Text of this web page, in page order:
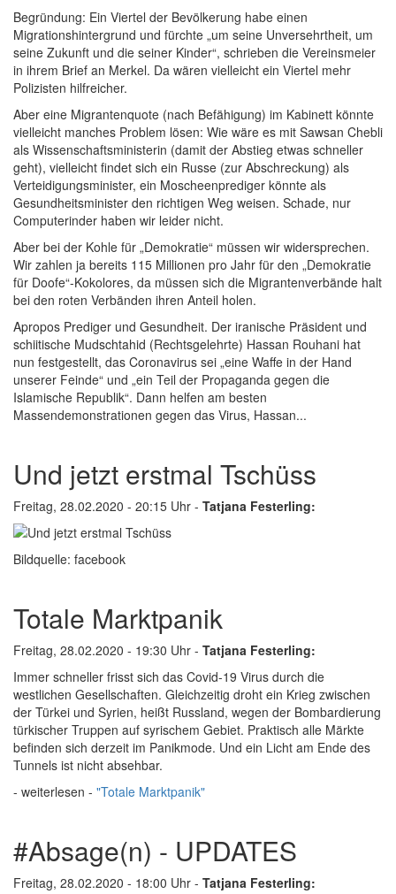
Begründung: Ein Viertel der Bevölkerung habe einen
Migrationshintergrund und fürchte „um seine Unversehrtheit, um
seine Zukunft und die seiner Kinder“, schrieben die Vereinsmeier
in ihrem Brief an Merkel. Da wären vielleicht ein Viertel mehr
Polizisten hilfreicher.
Aber eine Migrantenquote (nach Befähigung) im Kabinett könnte
vielleicht manches Problem lösen: Wie wäre es mit Sawsan Chebli
als Wissenschaftsministerin (damit der Abstieg etwas schneller
geht), vielleicht findet sich ein Russe (zur Abschreckung) als
Verteidigungsminister, ein Moscheenprediger könnte als
Gesundheitsminister den richtigen Weg weisen. Schade, nur
Computerinder haben wir leider nicht.
Aber bei der Kohle für „Demokratie“ müssen wir widersprechen.
Wir zahlen ja bereits 115 Millionen pro Jahr für den „Demokratie
für Doofe“-Kokolores, da müssen sich die Migrantenverbände halt
bei den roten Verbänden ihren Anteil holen.
Apropos Prediger und Gesundheit. Der iranische Präsident und
schiitische Mudschtahid (Rechtsgelehrte) Hassan Rouhani hat
nun festgestellt, das Coronavirus sei „eine Waffe in der Hand
unserer Feinde“ und „ein Teil der Propaganda gegen die
Islamische Republik“. Dann helfen am besten
Massendemonstrationen gegen das Virus, Hassan...
Und jetzt erstmal Tschüss
Freitag, 28.02.2020 - 20:15 Uhr - Tatjana Festerling:
Bildquelle: facebook
Totale Marktpanik
Freitag, 28.02.2020 - 19:30 Uhr - Tatjana Festerling:
Immer schneller frisst sich das Covid-19 Virus durch die
westlichen Gesellschaften. Gleichzeitig droht ein Krieg zwischen
der Türkei und Syrien, heißt Russland, wegen der Bombardierung
türkischer Truppen auf syrischem Gebiet. Praktisch alle Märkte
befinden sich derzeit im Panikmode. Und ein Licht am Ende des
Tunnels ist nicht absehbar.
- weiterlesen - "Totale Marktpanik"
#Absage(n) - UPDATES
Freitag, 28.02.2020 - 18:00 Uhr - Tatjana Festerling: